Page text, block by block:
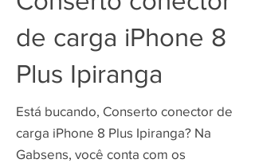
de carga iPhone 8
Plus Ipiranga
Está bucando, Conserto conector de
carga iPhone 8 Plus Ipiranga? Na
Gabsens, você conta com os